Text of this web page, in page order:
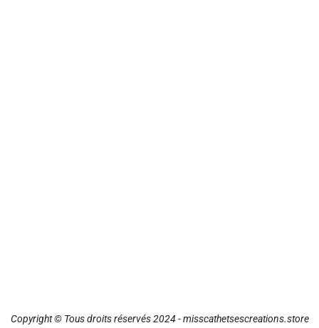
Copyright © Tous droits réservés 2024 - misscathetsescreations.store